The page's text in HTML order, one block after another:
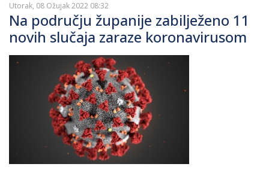
Utorak, 08 Ožujak 2022 08:32
Na području županije zabilježeno 11
novih slučaja zaraze koronavirusom